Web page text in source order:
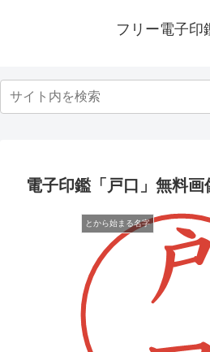
フリー電子印
電子印鑑「戸口」無料
とから始まる名字